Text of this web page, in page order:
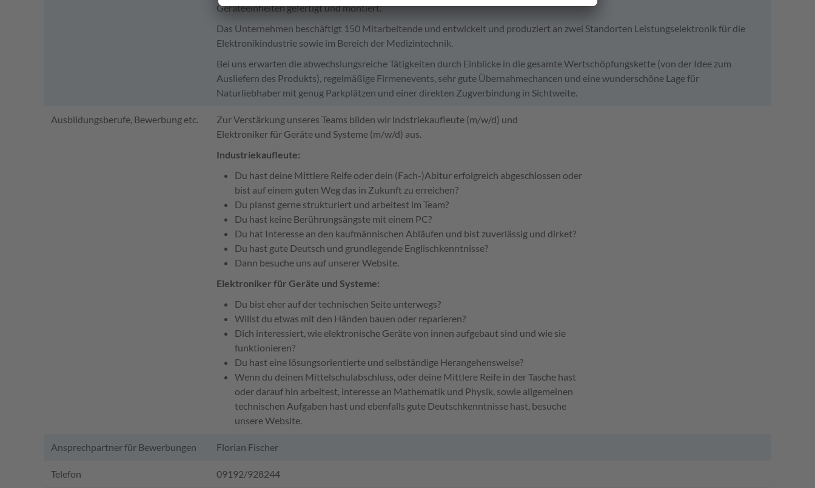
Geräteeinheiten gefertigt und montiert.
Das Unternehmen beschäftigt 150 Mitarbeitende und entwickelt und produziert an zwei Standorten Leistungselektronik für die
Elektronikindustrie sowie im Bereich der Medizintechnik.
Bei uns erwarten die abwechslungsreiche Tätigkeiten durch Einblicke in die gesamte Wertschöpfungskette (von der Idee zum
Ausliefern des Produkts), regelmäßige Firmenevents, sehr gute Übernahmechancen und eine wunderschöne Lage für
Naturliebhaber mit genug Parkplätzen und einer direkten Zugverbindung in Sichtweite.
Ausbildungsberufe, Bewerbung etc.
Zur Verstärkung unseres Teams bilden wir lndstriekaufleute (m/w/d) und
Elektroniker für Geräte und Systeme (m/w/d) aus.
Industriekaufleute:
Du hast deine Mittlere Reife oder dein (Fach-)Abitur erfolgreich abgeschlossen oder
bist auf einem guten Weg das in Zukunft zu erreichen?
Du planst gerne strukturiert und arbeitest im Team?
Du hast keine Berührungsängste mit einem PC?
Du hat Interesse an den kaufmännischen Abläufen und bist zuverlässig und dirket?
Du hast gute Deutsch und grundlegende Englischkenntnisse?
Dann besuche uns auf unserer Website.
Elektroniker für Geräte und Systeme:
Du bist eher auf der technischen Seite unterwegs?
Willst du etwas mit den Händen bauen oder reparieren?
Dich interessiert, wie elektronische Geräte von innen aufgebaut sind und wie sie
funktionieren?
Du hast eine lösungsorientierte und selbständige Herangehensweise?
Wenn du deinen Mittelschulabschluss, oder deine Mittlere Reife in der Tasche hast
oder darauf hin arbeitest, interesse an Mathematik und Physik, sowie allgemeinen
technischen Aufgaben hast und ebenfalls gute Deutschkenntnisse hast, besuche
unsere Website.
Ansprechpartner für Bewerbungen Florian Fischer
Telefon 09192/928244